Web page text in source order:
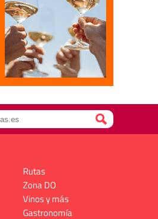
Rutas
Zona DO
Vinos y más
Gastronomía